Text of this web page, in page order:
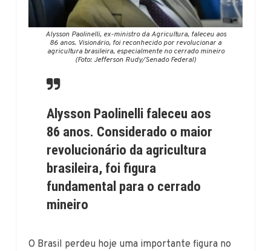
Alysson Paolinelli, ex-ministro da Agricultura, faleceu aos
86 anos. Visionário, foi reconhecido por revolucionar a
agricultura brasileira, especialmente no cerrado mineiro
(Foto: Jefferson Rudy/Senado Federal)
Alysson Paolinelli faleceu aos
86 anos. Considerado o maior
revolucionário da agricultura
brasileira, foi figura
fundamental para o cerrado
mineiro
O Brasil perdeu hoje uma importante figura no